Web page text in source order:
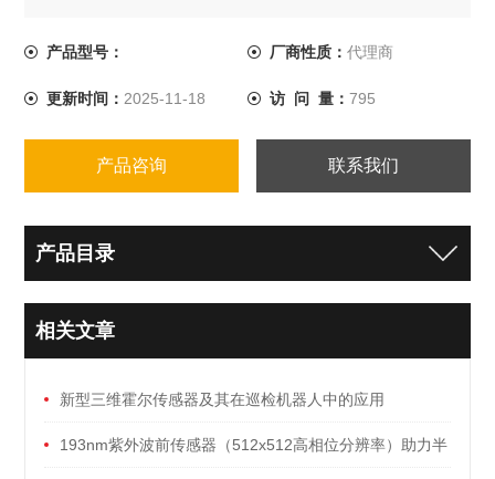
产品型号：
厂商性质： 代理商
更新时间： 2025-11-18 访 问 量： 795
产品咨询 联系我们
产品目录
相关文章
新型三维霍尔传感器及其在巡检机器人中的应用
193nm紫外波前传感器（512x512高相位分辨率）助力半